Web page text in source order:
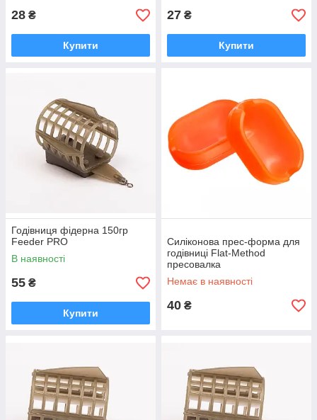
28 ₴
Купити
27 ₴
Купити
Годівниця фідерна 150гр
Feeder PRO
В наявності
55 ₴
Купити
Силіконова прес-форма для
годівниці Flat-Method
пресовалка
Немає в наявності
40 ₴